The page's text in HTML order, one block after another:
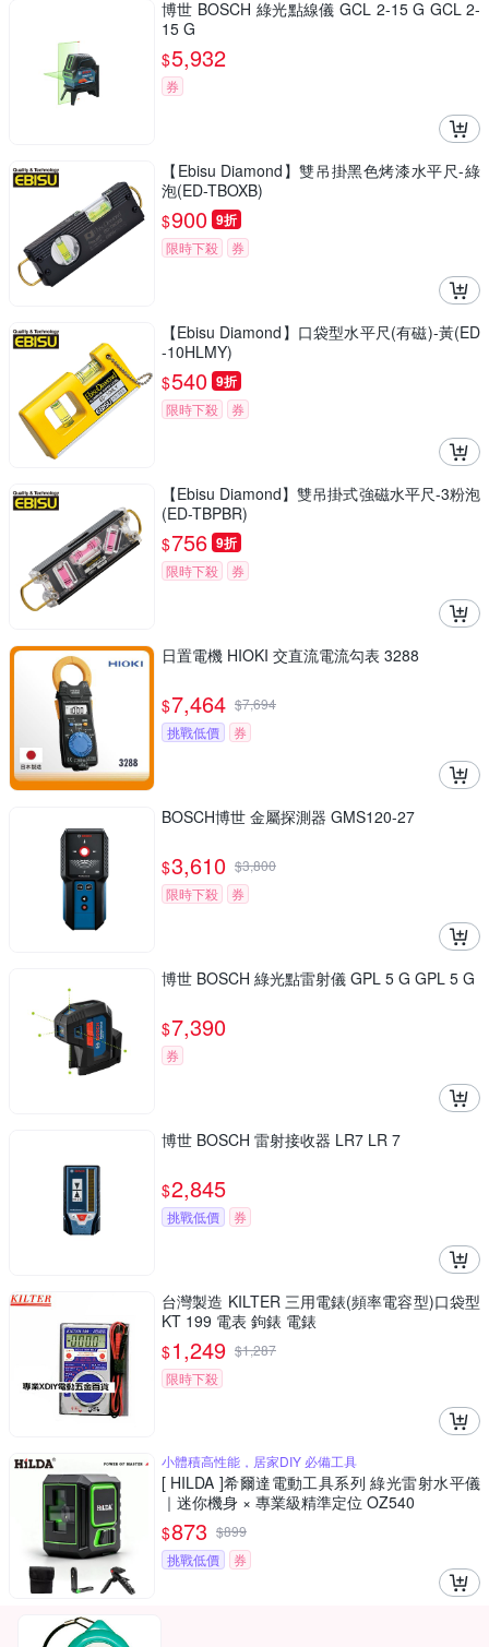
博世 BOSCH 綠光點線儀 GCL 2-15 G GCL 2-
15 G
$5,932
券
【Ebisu Diamond】雙吊掛黑色烤漆水平尺-綠
泡(ED-TBOXB)
$900 9折
限時下殺 券
【Ebisu Diamond】口袋型水平尺(有磁)-黃(ED
-10HLMY)
$540 9折
限時下殺 券
【Ebisu Diamond】雙吊掛式強磁水平尺-3粉泡
(ED-TBPBR)
$756 9折
限時下殺 券
日置電機 HIOKI 交直流電流勾表 3288
$7,464 $7,694
挑戰低價
券
BOSCH博世 金屬探測器 GMS120-27
$3,610 $3,800
限時下殺
券
博世 BOSCH 綠光點雷射儀 GPL 5 G GPL 5 G
$7,390
券
博世 BOSCH 雷射接收器 LR7 LR 7
$2,845
挑戰低價 券
台灣製造 KILTER 三用電錶(頻率電容型)口袋型
KT 199 電表 鉤錶 電錶
$1,249 $1,287
限時下殺
小體積高性能，居家DIY 必備工具
[ HILDA ]希爾達電動工具系列 綠光雷射水平儀
｜迷你機身 × 專業級精準定位 OZ540
$873 $899
挑戰低價
券